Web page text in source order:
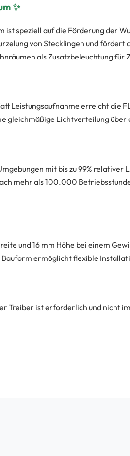
✨
speziell auf die Förderung der
von Stecklingen und fördert
als Zusatzbeleuchtung für
Leistungsaufnahme erreicht die
gleichmäßige Lichtverteilung
mit bis zu 99%
mehr als 100.000
und 16 mm Höhe bei einem
Bauform ermöglicht flexible
Treiber ist erforderlich und nicht